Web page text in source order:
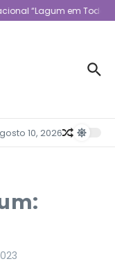
“Lagum em Todo
10, 2026